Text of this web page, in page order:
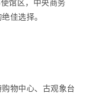
馆区，中央商务
佳选择。
物中心、古观象台